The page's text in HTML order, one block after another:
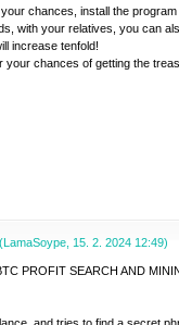
chances, install the program
with your relatives, you can
increase tenfold!
your chances of getting the
(LamaSoype 15. 2. 2024 12:49)
PROFIT SEARCH AND